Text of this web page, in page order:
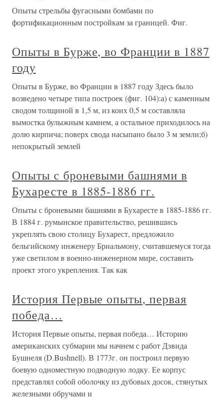
Опыты стрельбы фугасными бомбами по
фортификационным постройкам за границей. Фиг.
Опыты в Бурже, во Франции в 1887
году
Опыты в Бурже, во Франции в 1887 году Здесь было
возведено четыре типа построек (фиг. 104):а) с каменным
сводом толщиной в 1,5 м, из коих 0,5 м составляла
вымостка булыжным камнем, а остальное приходилось на
долю кирпича; поверх свода насыпано было 3 м земли;б)
непокрытый землей
Опыты с броневыми башнями в
Бухаресте в 1885-1886 гг.
Опыты с броневыми башнями в Бухаресте в 1885-1886 гг.
В 1884 г. румынское правительство, решившись
укреплять свою столицу Бухарест, предложило
бельгийскому инженеру Бриальмону, считавшемуся тогда
уже светилом в военно-инженерном мире, составить
проект этого укрепления. Так как
История Первые опыты, первая
победа…
История Первые опыты, первая победа… Историю
американских субмарин мы начнем с работ Дэвида
Бушнеля (D.Bushnell). В 1773г. он построил первую
боевую одноместную подводную лодку. Ее корпус
представлял собой оболочку из дубовых досок, стянутых
железными обручами и